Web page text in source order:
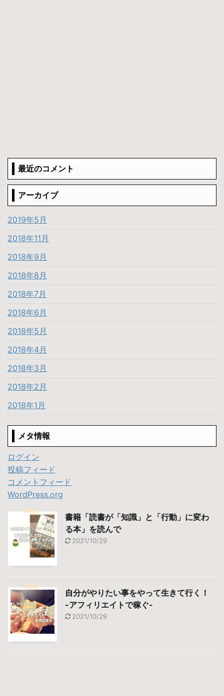
最近のコメント
アーカイブ
2019年5月
2018年11月
2018年9月
2018年8月
2018年7月
2018年6月
2018年5月
2018年4月
2018年3月
2018年2月
2018年1月
メタ情報
ログイン
投稿フィード
コメントフィード
WordPress.org
書籍「読書が「知識」と「行動」に変わ
る本」を読んで
2021/10/29
自分がやりたい事をやって生きて行く！
-アフィリエイトで稼ぐ-
2021/10/29